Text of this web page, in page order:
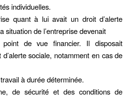
individuelles.
quant à lui avait un droit d’alerte
situation de l’entreprise devenait
point de vue financier. Il disposait
d’alerte sociale, notamment en cas de
à durée déterminée.
de sécurité et des conditions de